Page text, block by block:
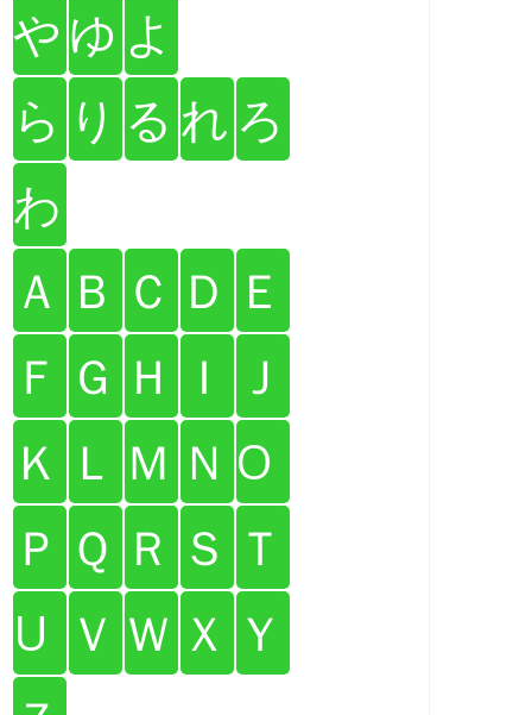
や ゆ よ
ら り る れ ろ
わ
Ａ Ｂ Ｃ Ｄ Ｅ
Ｆ Ｇ Ｈ Ｉ
Ｊ
Ｋ Ｌ Ｍ Ｎ O
Ｐ Ｑ Ｒ Ｓ Ｔ
U Ｖ Ｗ Ｘ Ｙ